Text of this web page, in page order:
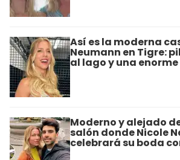
Así es la moderna
Neumann en Tigre:
al lago y una
Moderno y alejado
salón donde Nicole
celebrará su boda